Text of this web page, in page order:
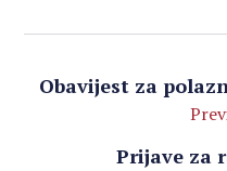
Obavijest za
Prijave za